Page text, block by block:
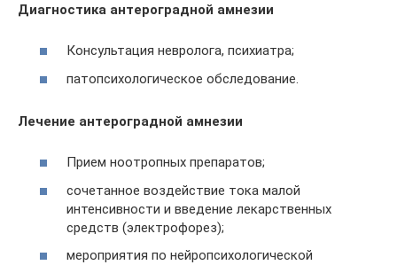
Диагностика антероградной амнезии
Консультация невролога, психиатра;
патопсихологическое обследование.
Лечение антероградной амнезии
Прием ноотропных препаратов;
сочетанное воздействие тока малой
интенсивности и введение лекарственных
средств (электрофорез);
мероприятия по нейропсихологической